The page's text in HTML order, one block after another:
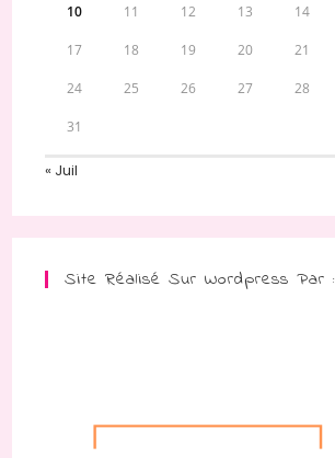
10 11 12 13 14
17 18 19 20 21
24 25 26 27 28
31
« Juil
Site Réalisé Sur Wordpress Par :